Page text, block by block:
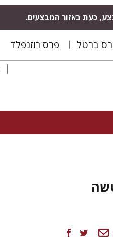
כעת באזור המבצעים.
ברטל פרס רוזנפלד